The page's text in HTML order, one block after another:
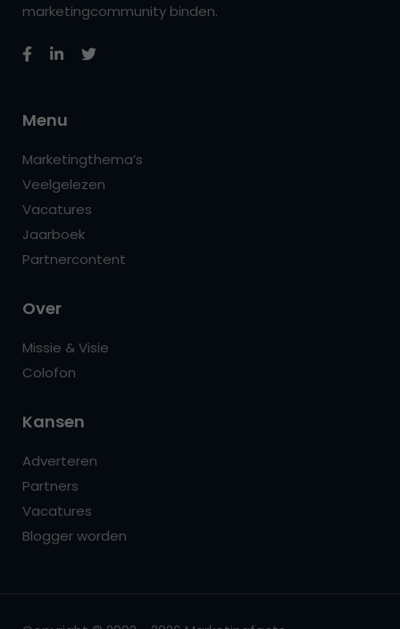
marketingcommunity binden.
Menu
Marketingthema’s
Veelgelezen
Vacatures
Jaarboek
Partnercontent
Over
Missie & Visie
Colofon
Kansen
Adverteren
Partners
Vacatures
Blogger worden